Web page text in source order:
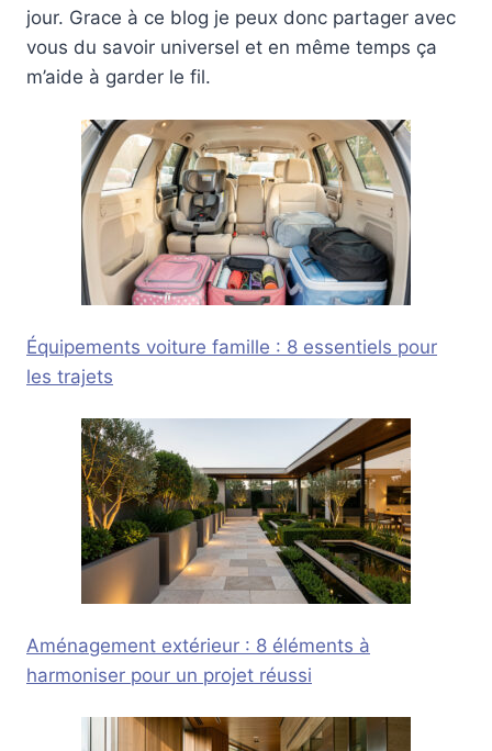
jour. Grace à ce blog je peux donc partager avec
vous du savoir universel et en même temps ça
m’aide à garder le fil.
Équipements voiture famille : 8 essentiels pour
les trajets
Aménagement extérieur : 8 éléments à
harmoniser pour un projet réussi